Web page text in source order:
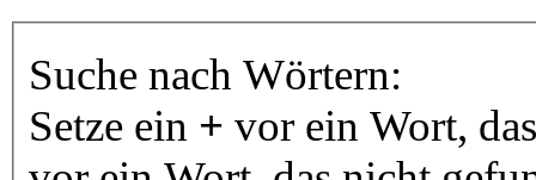
Suche nach Wörtern:
Setze ein + vor ein Wort,